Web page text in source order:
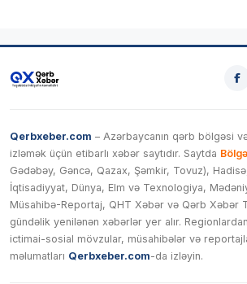
Qerbxeber.com – Azərbaycanın qərb bölgəsi
izləmək üçün etibarlı xəbər saytıdır. Saytda
Gədəbəy, Gəncə, Qazax, Şəmkir, Tovuz),
İqtisadiyyat, Dünya, Elm və Texnologiya,
Müsahibə-Reportaj, QHT Xəbər və Qərb Xəbər
gündəlik yenilənən xəbərlər yer alır.
ictimai-sosial mövzular, müsahibələr və
məlumatları Qerbxeber.com-da izləyin.